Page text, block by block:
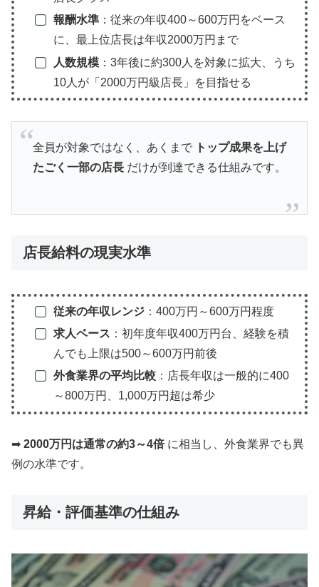
報酬水準：従来の年収400～600万円をベース
に、最上位店長は年収2000万円まで
人数規模：3年後に約300人を対象に拡大、うち
10人が「2000万円級店長」を目指せる
全員が対象ではなく、あくまで
トップ成果を上げ
たごく一部の店長だけが到達できる仕組みです。
店長給料の現実水準
従来の年収レンジ：400万円～600万円程度
求人ベース ：初年度年収400万円台、経験を積
んでも上限は500～600万円前後
外食業界の平均比較：店長年収は一般的に400
～800万円、1,000万円超は希少
➡︎ 2000万円は通常の約3～4倍に相当し、外食業界でも異
例の水準です。
昇給・評価基準の仕組み